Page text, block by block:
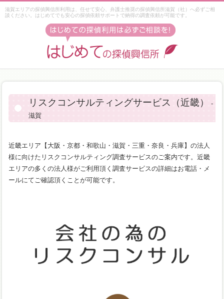
リスクコンサルティングサービス（近畿）
-
滋賀
近畿エリア【大阪・京都・和歌山・滋賀・三重・奈良・兵庫】の法人
様に向けたリスクコンサルティング調査サービスのご案内です。近畿
エリアの多くの法人様がご利用頂く調査サービスの詳細はお電話・メ
ールにてご確認頂くことが可能です。
滋賀エリアの探偵興信所利用は、任せて安心、弁護士推奨の探偵興信所滋賀（社）へ必ずご相
談ください。はじめてでも安心の探偵依頼サポートで納得の調査依頼が可能です。